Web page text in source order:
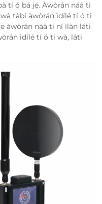
tí ó bá jẹ́. Àwòrán náà ti
tàbí àwòrán ìdílé tí ó ti
àwòrán náà ti ní ìlàn láti
ìdílé tí ó ti wà, láti